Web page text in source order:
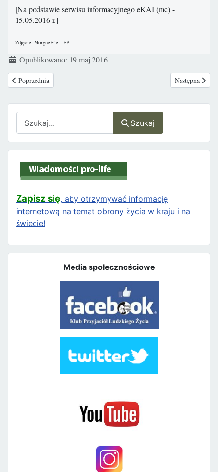
Szukaj
Zapisz się, aby otrzymywać informację
internetową na temat obrony życia w kraju i na
świecie!
Media społecznościowe
[Na podstawie serwisu informacyjnego eKAI (mc) -
15.05.2016 r.]
Zdjęcie: MorgueFile - FP
Szczegóły
Opublikowano: 19 maj 2016
Poprzednia strona: USA: Pożałowania godne zarządzenie Obamy
Poprzednia Następna
Następna